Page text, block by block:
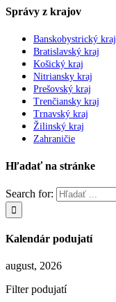
Správy z krajov
Banskobystrický kraj
Bratislavský kraj
Košický kraj
Nitriansky kraj
Prešovský kraj
Trenčiansky kraj
Trnavský kraj
Žilinský kraj
Zahraničie
Hľadať na stránke
Search for:
Kalendár podujatí
august, 2026
Filter podujatí